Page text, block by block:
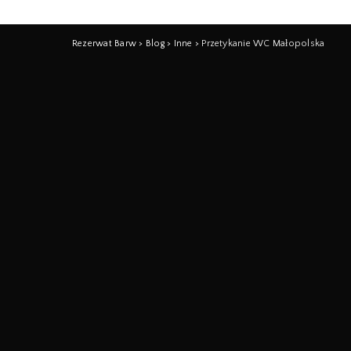
Rezerwat Barw > Blog> Inne > Przetykanie WC Małopolska